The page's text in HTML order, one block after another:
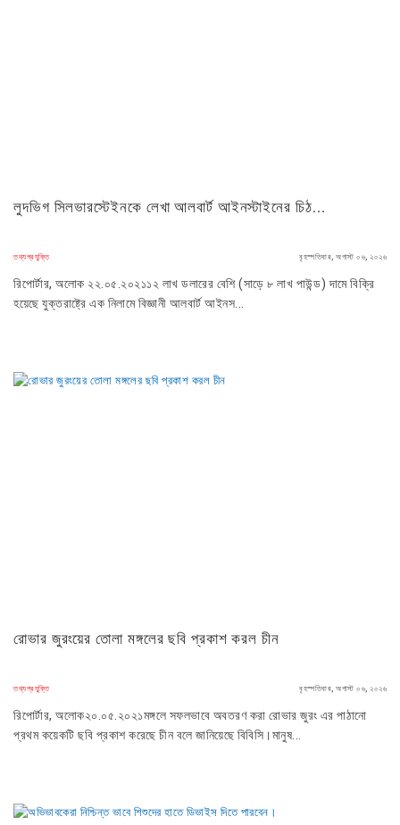
লুদভিগ সিলভারস্টেইনকে লেখা আলবার্ট আইনস্টাইনের চিঠ...
তথ্যপ্রযুক্তি বৃহস্পতিবার, অগাস্ট ০৬, ২০২৬
রিপোর্টার, অলোক ২২.০৫.২০২১১২ লাখ ডলারের বেশি (সাড়ে ৮ লাখ পাউন্ড) দামে বিক্রি
হয়েছে যুক্তরাষ্ট্রে এক নিলামে বিজ্ঞানী আলবার্ট আইনস...
রোভার জুরংয়ের তোলা মঙ্গলের ছবি প্রকাশ করল চীন
তথ্যপ্রযুক্তি বৃহস্পতিবার, অগাস্ট ০৬, ২০২৬
রিপোর্টার, অলোক২০.০৫.২০২১মঙ্গলে সফলভাবে অবতরণ করা রোভার জুরং এর পাঠানো
প্রথম কয়েকটি ছবি প্রকাশ করেছে চীন বলে জানিয়েছে বিবিসি।মানুষ...